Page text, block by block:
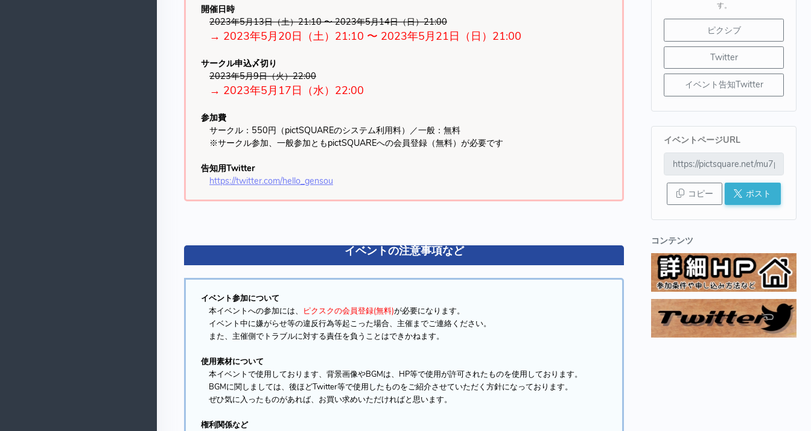
開催日時
2023年5月13日（土）21:10 〜 2023年5月14日（日）21:00
→ 2023年5月20日（土）21:10 〜 2023年5月21日（日）21:00
サークル申込〆切り
2023年5月9日（火）22:00
→ 2023年5月17日（水）22:00
参加費
サークル：550円（pictSQUAREのシステム利用料）／一般：無料
※サークル参加、一般参加ともpictSQUAREへの会員登録（無料）が必要です
告知用Twitter
https://twitter.com/hello_gensou
イベントの注意事項など
イベント参加について
本イベントへの参加には、
ピクスクの会員登録(無料)が必要になります。
イベント中に嫌がらせ等の違反行為等起こった場合、主催までご連絡ください。
また、主催側でトラブルに対する責任を負うことはできかねます。
使用素材について
本イベントで使用しております、背景画像やBGMは、HP等で使用が許可されたものを使用しております。
BGMに関しましては、後ほどTwitter等で使用したものをご紹介させていただく方針になっております。
ぜひ気に入ったものがあれば、お買い求めいただければと思います。
権利関係など
す。
ピクシブ
Twitter
イベント告知Twitter
イベントページURL
コピー ポスト
コンテンツ